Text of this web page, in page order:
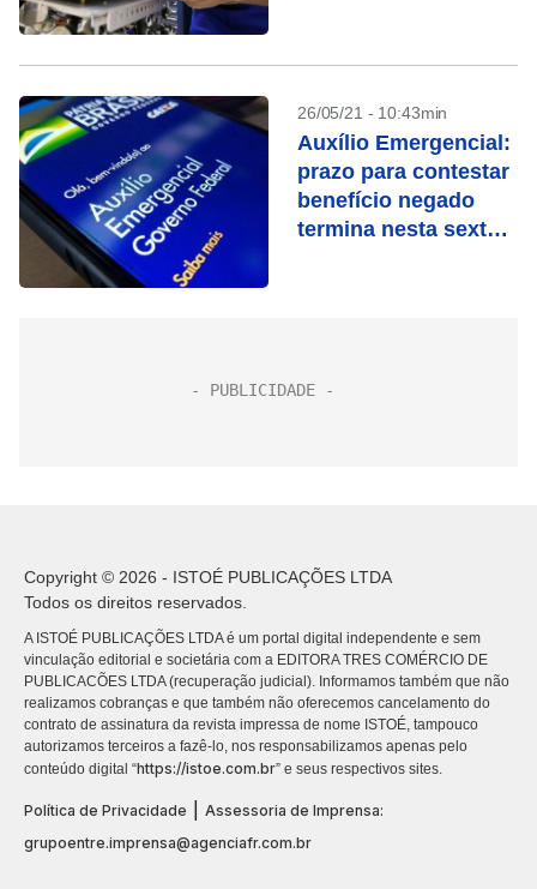
26/05/21 - 10:43min
Auxílio Emergencial:
prazo para contestar
benefício negado
termina nesta sexta-
Copyright © 2026 - ISTOÉ PUBLICAÇÕES LTDA
Todos os direitos reservados.
A ISTOÉ PUBLICAÇÕES LTDA é um portal digital independente e sem
vinculação editorial e societária com a EDITORA TRES COMÉRCIO DE
PUBLICACÕES LTDA (recuperação judicial). Informamos também que não
realizamos cobranças e que também não oferecemos cancelamento do
contrato de assinatura da revista impressa de nome ISTOÉ, tampouco
autorizamos terceiros a fazê-lo, nos responsabilizamos apenas pelo
conteúdo digital “https://istoe.com.br” e seus respectivos sites.
Política de Privacidade
Assessoria de Imprensa:
grupoentre.imprensa@agenciafr.com.br